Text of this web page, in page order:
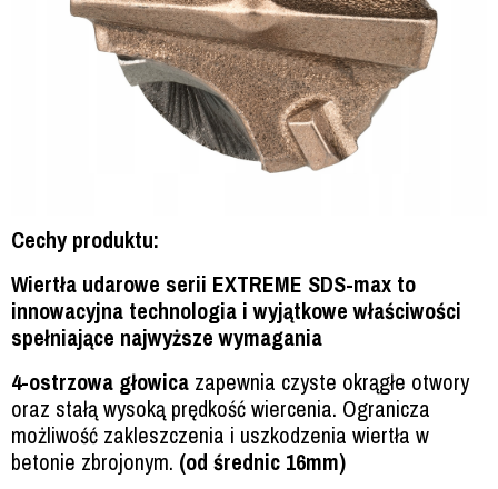
Cechy produktu:
Wiertła udarowe serii EXTREME SDS-max to
innowacyjna technologia i wyjątkowe właściwości
spełniające najwyższe wymagania
4-ostrzowa głowica zapewnia czyste okrągłe otwory
oraz stałą wysoką prędkość wiercenia. Ogranicza
możliwość zakleszczenia i uszkodzenia wiertła w
betonie zbrojonym. (od średnic 16mm)